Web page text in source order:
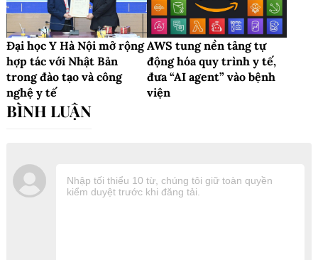
Đại học Y Hà Nội mở rộng
hợp tác với Nhật Bản
trong đào tạo và công
nghệ y tế
AWS tung nền tảng tự
động hóa quy trình y tế,
đưa “AI agent” vào bệnh
viện